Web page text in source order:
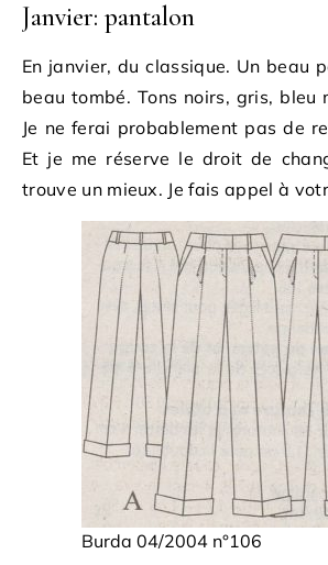
Janvier: pantalon
En janvier, du classique. Un beau
beau tombé. Tons noirs, gris, bleu
Je ne ferai probablement pas de
Et je me réserve le droit de
trouve un mieux. Je fais appel à
Burda 04/2004 n°106